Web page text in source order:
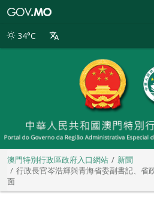
別
34°C
澳門特別行政區政府入口網站
新聞
行政長官岑浩輝與青海省委副書記、省
面